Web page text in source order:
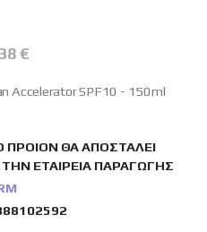
€
Accelerator SPF10 - 150ml
ΠΡΟΙΌΝ ΘΑ ΑΠΟΣΤΑΛΕΊ
ΕΤΑΙΡΕΊΑ ΠΑΡΑΓΩΓΉΣ